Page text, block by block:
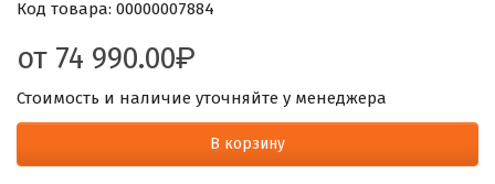
Код товара: 00000007884
от 74 990.00
Стоимость и наличие уточняйте у менеджера
В корзину